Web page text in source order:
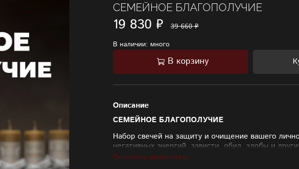
СЕМЕЙНОЕ БЛАГОПОЛУЧИЕ
19 830 ₽
39 660 ₽
В наличии: много
В корзину
Описание
СЕМЕЙНОЕ БЛАГОПОЛУЧИЕ
Набор свечей на защиту и очищение вашего
негативных энергий, зависти, обид, злобы и
Мы собрали для вас лучшие свечи с травяными и
Показать полностью